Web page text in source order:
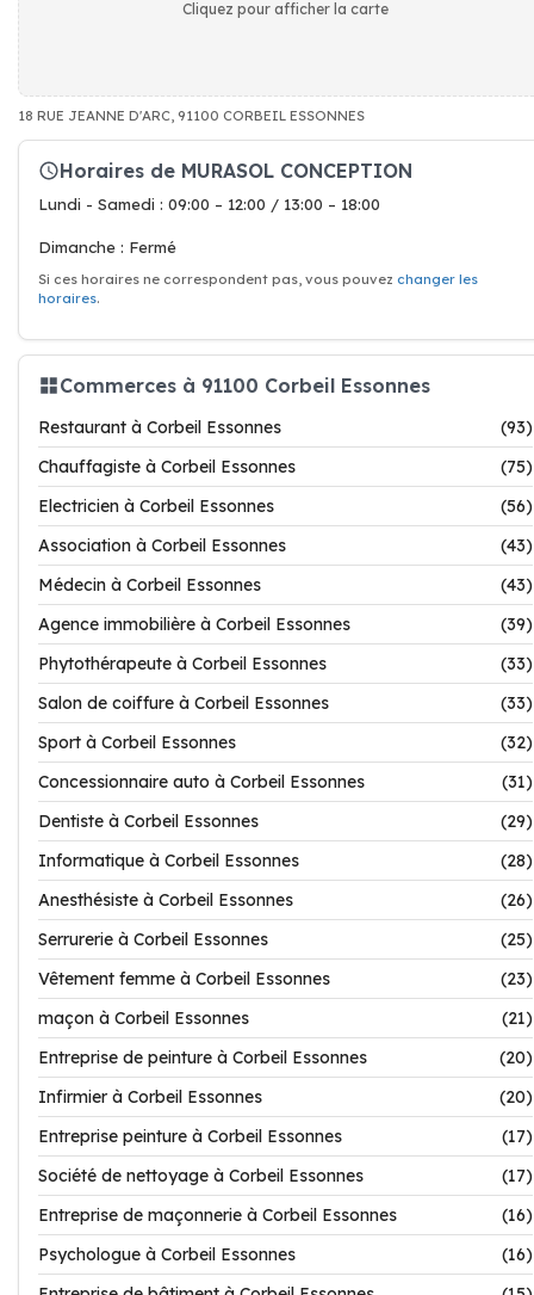
Cliquez pour afficher la carte
18 RUE JEANNE D'ARC, 91100 CORBEIL ESSONNES
Horaires de MURASOL CONCEPTION
Lundi - Samedi : 09:00 – 12:00 / 13:00 – 18:00
Dimanche : Fermé
Si ces horaires ne correspondent pas, vous pouvez changer les
horaires.
Commerces à 91100 Corbeil Essonnes
Restaurant à Corbeil Essonnes
(93)
Chauffagiste à Corbeil Essonnes
(75)
Electricien à Corbeil Essonnes
(56)
Association à Corbeil Essonnes
(43)
Médecin à Corbeil Essonnes
(43)
Agence immobilière à Corbeil Essonnes
(39)
Phytothérapeute à Corbeil Essonnes
(33)
Salon de coiffure à Corbeil Essonnes
(33)
Sport à Corbeil Essonnes
(32)
Concessionnaire auto à Corbeil Essonnes
(31)
Dentiste à Corbeil Essonnes
(29)
Informatique à Corbeil Essonnes
(28)
Anesthésiste à Corbeil Essonnes
(26)
Serrurerie à Corbeil Essonnes
(25)
Vêtement femme à Corbeil Essonnes
(23)
maçon à Corbeil Essonnes
(21)
Entreprise de peinture à Corbeil Essonnes
(20)
Infirmier à Corbeil Essonnes
(20)
Entreprise peinture à Corbeil Essonnes
(17)
Société de nettoyage à Corbeil Essonnes
(17)
Entreprise de maçonnerie à Corbeil Essonnes
(16)
Psychologue à Corbeil Essonnes
(16)